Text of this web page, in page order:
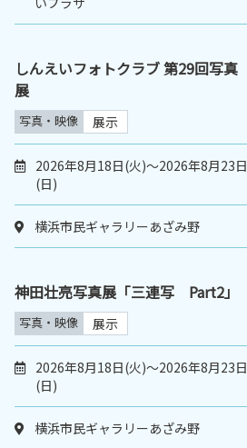
しんえいフォトクラブ 第29回写真
展
写真・映像 展示
2026年8月18日(火)～2026年8月23日
(日)
横浜市民ギャラリーあざみ野
神田壮亮写真展「三連写 Part2」
写真・映像 展示
2026年8月18日(火)～2026年8月23日
(日)
横浜市民ギャラリーあざみ野